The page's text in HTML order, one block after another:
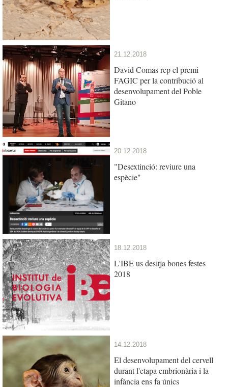
21.12.2018
David Comas rep el premi
FAGIC per la contribució al
desenvolupament del Poble
Gitano
20.12.2018
"Desextinció: reviure una
espècie"
18.12.2018
L'IBE us desitja bones festes
2018
14.12.2018
El desenvolupament del cervell
durant l'etapa embrionària i la
infància ens fa únics